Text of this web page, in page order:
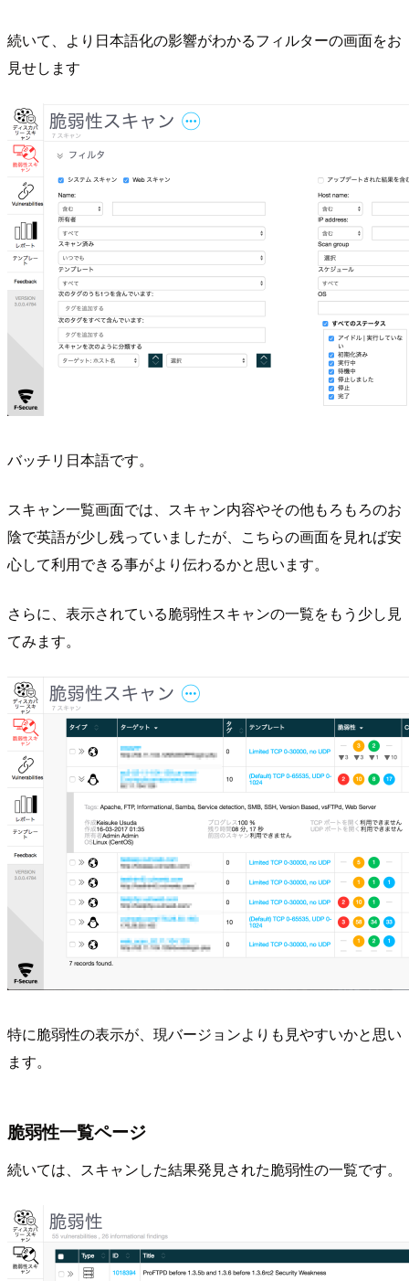
続いて、より日本語化の影響がわかるフィルターの画面をお
見せします
バッチリ日本語です。
スキャン一覧画面では、スキャン内容やその他もろもろのお
陰で英語が少し残っていましたが、こちらの画面を見れば安
心して利用できる事がより伝わるかと思います。
さらに、表示されている脆弱性スキャンの一覧をもう少し見
てみます。
特に脆弱性の表示が、現バージョンよりも見やすいかと思い
ます。
脆弱性一覧ページ
続いては、スキャンした結果発見された脆弱性の一覧です。